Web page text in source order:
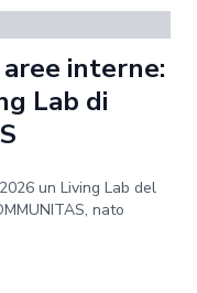
interne:
Lab di
un Living Lab del
nato